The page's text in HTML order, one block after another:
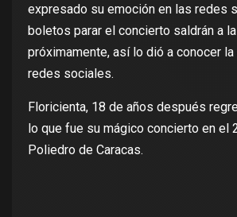
expresado su emoción en las redes
boletos parar el concierto saldrán a
próximamente, así lo dió a conocer
redes sociales.
Floricienta, 18 de años después
lo que fue su mágico concierto en el
Poliedro de Caracas.